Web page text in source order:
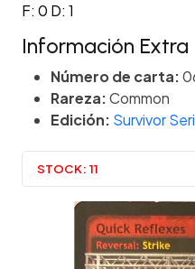
F: 0 D: 1
Información Extra
Número de carta:
Rareza:Common
Edición: Survivor
STOCK: 11